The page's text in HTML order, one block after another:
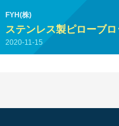
FYH(株)
ステンレス製ピローブロ
2020-11-15